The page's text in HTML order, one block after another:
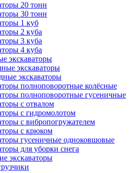
20 тонн
30 тонн
1 куб
2 куба
3 куба
4 куба
экскаваторы
экскаваторы
экскаваторы
полноповоротные колёсные
полноповоротные гусеничные
с отвалом
с гидромолотом
с вибропогружателем
с крюком
гусеничные одноковшовые
для уборки снега
экскаваторы